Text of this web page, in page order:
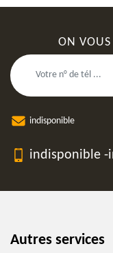
ON
indisponible
indisponible -
Autres services